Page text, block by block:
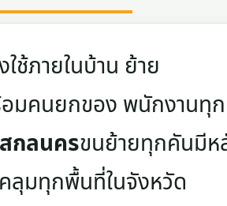
ช้ภายในบ้าน ย้าย
อมคนยกของ พนักงานทุ
กลนครขนย้ายทุกคันมีห
ลุมทุกพื้นที่ในจังหวัด